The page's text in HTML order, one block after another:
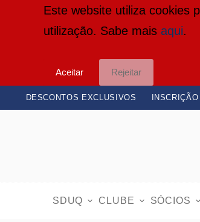
Este website utiliza cookies
utilização. Sabe mais aqui.
Aceitar Rejeitar
DESCONTOS EXCLUSIVOS
SDUQ CLUBE SÓCIOS